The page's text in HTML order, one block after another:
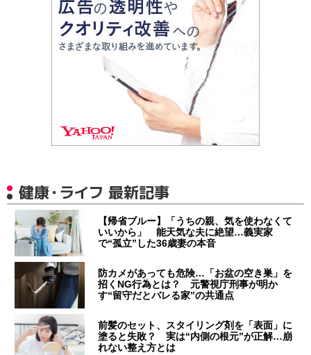
健康・ライフ 最新記事
【帰省ブルー】「うちの親、気を使わなくて
いいから」 能天気な夫に絶望…義実家
で“孤立”した36歳妻の本音
防カメがあっても危険…「お盆の空き巣」を
招くNG行為とは？ 元警視庁刑事が明か
す“留守だとバレる家”の共通点
前髪のセット、スタイリング剤を「表面」に
塗ると失敗？ 実は“内側の根元”が正解…崩
れない整え方とは